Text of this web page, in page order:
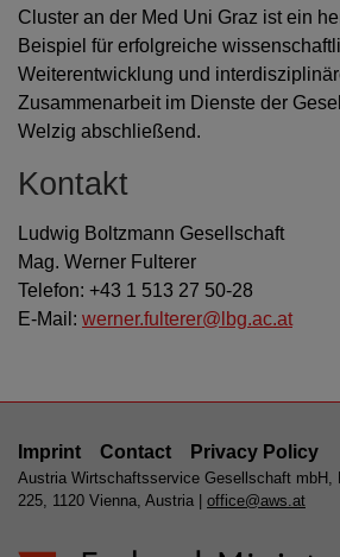
Cluster an der Med Uni Graz ist ein
Beispiel für erfolgreiche
Weiterentwicklung und
Zusammenarbeit im Dienste der
Welzig abschließend.
Kontakt
Ludwig Boltzmann Gesellschaft
Mag. Werner Fulterer
Telefon: +43 1 513 27 50-28
E-Mail: werner.fulterer@lbg.ac.at
Imprint Contact Privacy Policy
Austria Wirtschaftsservice Gesellschaft mbH,
225, 1120 Vienna, Austria | office@aws.at